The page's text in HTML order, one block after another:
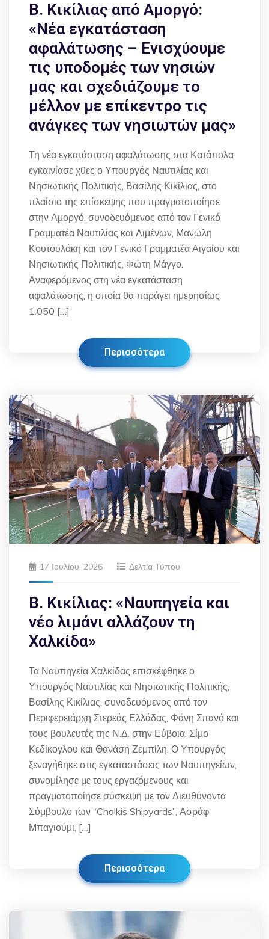
Β. Κικίλιας από Αμοργό:
«Νέα εγκατάσταση
αφαλάτωσης – Ενισχύουμε
τις υποδομές των νησιών
μας και σχεδιάζουμε το
μέλλον με επίκεντρο τις
ανάγκες των νησιωτών μας»
Τη νέα εγκατάσταση αφαλάτωσης στα Κατάπολα
εγκαινίασε χθες ο Υπουργός Ναυτιλίας και
Νησιωτικής Πολιτικής, Βασίλης Κικίλιας, στο
πλαίσιο της επίσκεψης που πραγματοποίησε
στην Αμοργό, συνοδευόμενος από τον Γενικό
Γραμματέα Ναυτιλίας και Λιμένων, Μανώλη
Κουτουλάκη και τον Γενικό Γραμματέα Αιγαίου και
Νησιωτικής Πολιτικής, Φώτη Μάγγο.
Αναφερόμενος στη νέα εγκατάσταση
αφαλάτωσης, η οποία θα παράγει ημερησίως
1.050 […]
Περισσότερα
17 Ιουλίου, 2026 Δελτία Τύπου
Β. Κικίλιας: «Ναυπηγεία και
νέο λιμάνι αλλάζουν τη
Χαλκίδα»
Τα Ναυπηγεία Χαλκίδας επισκέφθηκε ο
Υπουργός Ναυτιλίας και Νησιωτικής Πολιτικής,
Βασίλης Κικίλιας, συνοδευόμενος από τον
Περιφερειάρχη Στερεάς Ελλάδας, Φάνη Σπανό και
τους βουλευτές της Ν.Δ. στην Εύβοια, Σίμο
Κεδίκογλου και Θανάση Ζεμπίλη. Ο Υπουργός
ξεναγήθηκε στις εγκαταστάσεις των Ναυπηγείων,
συνομίλησε με τους εργαζόμενους και
πραγματοποίησε σύσκεψη με τον Διευθύνοντα
Σύμβουλο των “Chalkis Shipyards”, Ασράφ
Μπαγιούμι, […]
Περισσότερα